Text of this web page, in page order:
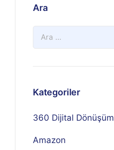
Ara
Kategoriler
360 Dijital Dönüşüm
Amazon